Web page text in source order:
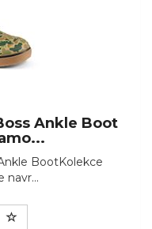
Ankle Boot
BootKolekce
navr...